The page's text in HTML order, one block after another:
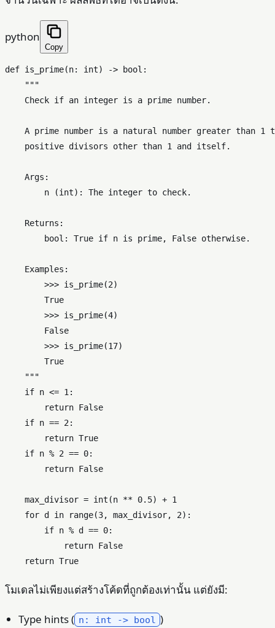
python
Copy
def is_prime(n: int) -> bool :
"""
    Check if an integer is a prime number.
A prime number is a natural number greater than 1
    positive divisors other than 1 and itself.
    Args:
        n (int): The integer to check.
    Returns:
        bool: True if n is prime, False otherwise.
    Examples:
        >>> is_prime(2)
        True
        >>> is_prime(4)
        False
        >>> is_prime(17)
        True
    """
if n <= 1 :
return False
if n == 2 :
return True
if n % 2 == 0:
return False
    max_divisor =
int (n ** 0.5) + 1
for d in range(3, max_divisor, 2):
if n % d == 0:
return False
return True
โมเดลไม่เพียงแต่สร้างโค้ดที่ถูกต้องเท่านั้น แต่ยังมี:
Type hints ( n: int -> bool )